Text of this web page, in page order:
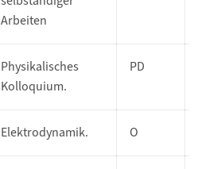
Arbeiten
Physikalisches
Kolloquium.
PD
Elektrodynamik. O